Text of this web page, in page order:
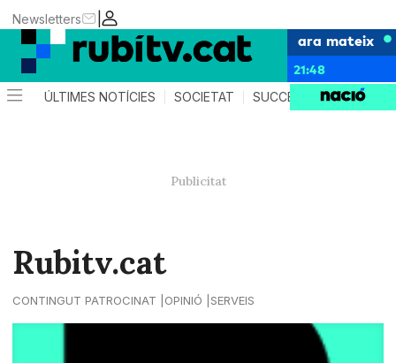
|
Newsletters
ara mateix
21:48
ÚLTIMES NOTÍCIES SOCIETAT SUCCESSOS
Rubitv.cat
CONTINGUT PATROCINAT OPINIÓ SERVEIS